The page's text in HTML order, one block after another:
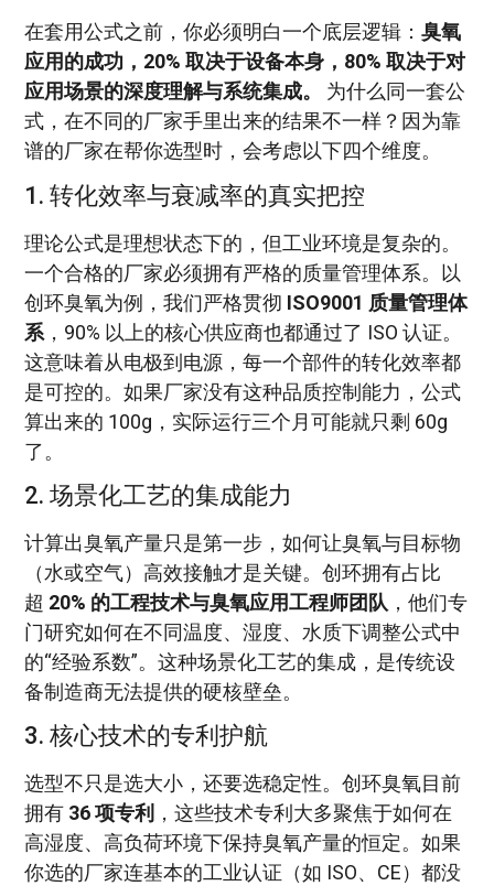
在套用公式之前，你必须明白一个底层逻辑： 臭氧
应用的成功，20% 取决于设备本身，80% 取决于对
应用场景的深度理解与系统集成。
为什么同一套公
式，在不同的厂家手里出来的结果不一样？因为靠
谱的厂家在帮你选型时，会考虑以下四个维度。
1. 转化效率与衰减率的真实把控
理论公式是理想状态下的，但工业环境是复杂的。
一个合格的厂家必须拥有严格的质量管理体系。以
创环臭氧为例，我们严格贯彻 ISO9001 质量管理体
系 ，90% 以上的核心供应商也都通过了 ISO 认证。
这意味着从电极到电源，每一个部件的转化效率都
是可控的。如果厂家没有这种品质控制能力，公式
算出来的 100g，实际运行三个月可能就只剩 60g
了。
2. 场景化工艺的集成能力
计算出臭氧产量只是第一步，如何让臭氧与目标物
（水或空气）高效接触才是关键。创环拥有占比
超 20% 的工程技术与臭氧应用工程师团队 ，他们专
门研究如何在不同温度、湿度、水质下调整公式中
的“经验系数”。这种场景化工艺的集成，是传统设
备制造商无法提供的硬核壁垒。
3. 核心技术的专利护航
选型不只是选大小，还要选稳定性。创环臭氧目前
拥有 36 项专利 ，这些技术专利大多聚焦于如何在
高湿度、高负荷环境下保持臭氧产量的恒定。如果
你选的厂家连基本的工业认证（如 ISO、CE）都没